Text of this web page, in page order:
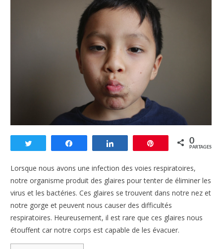
Enregistrer
0
PARTAGES
Lorsque nous avons une infection des voies respiratoires,
notre organisme produit des glaires pour tenter de éliminer les
virus et les bactéries. Ces glaires se trouvent dans notre nez et
notre gorge et peuvent nous causer des difficultés
respiratoires. Heureusement, il est rare que ces glaires nous
étouffent car notre corps est capable de les évacuer.